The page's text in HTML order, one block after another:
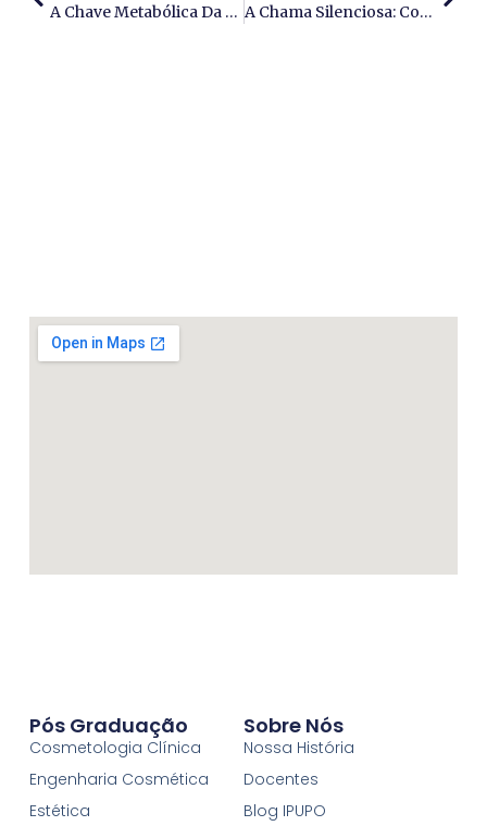
A Chave Metabólica Da Saúde Feminina: O Papel Dos Agonistas De GLP-1 Na SOP E Resistência À Insulina A Chama Silenciosa: Como Os Agonistas De GLP-1 Combatem A Inflamação Crônica E Reescrevem O Código Da Longevidade
Pós Graduação
Cosmetologia Clínica
Engenharia Cosmética
Estética
Sobre Nós
Nossa História
Docentes
Blog IPUPO